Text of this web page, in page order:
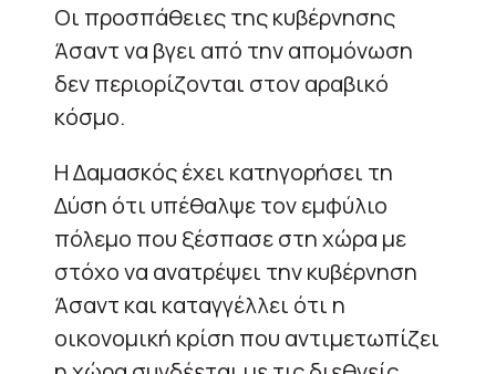
Οι προσπάθειες της κυβέρνησης
Άσαντ να βγει από την απομόνωση
δεν περιορίζονται στον αραβικό
κόσμο.
Η Δαμασκός έχει κατηγορήσει τη
Δύση ότι υπέθαλψε τον εμφύλιο
πόλεμο που ξέσπασε στη χώρα με
στόχο να ανατρέψει την κυβέρνηση
Άσαντ και καταγγέλλει ότι η
οικονομική κρίση που αντιμετωπίζει